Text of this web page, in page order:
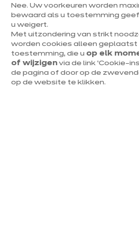
Keukens & inrichting
Onze keukens
Keukeninspiratie
Interieurs
Nee. Uw voorkeuren worden
bewaard als u toestemming
u weigert.
Met uitzondering van strikt
worden cookies alleen geplaatst
toestemming, die u op elk
of wijzigen via de link ‘Cookie-
de pagina of door op de
op de website te klikken.